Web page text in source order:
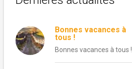
Bonnes vacances à
tous !
Bonnes vacances à tous !